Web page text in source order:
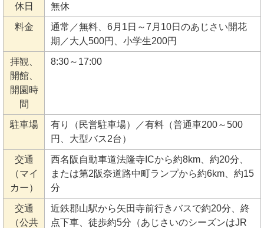
休日 無休
料金
通常／無料、6月1日～7月10日のあじさい開花
期／大人500円、小学生200円
拝観、
開館、
開園時
間
8:30～17:00
駐車場
有り（民営駐車場）／有料（普通車200～500
円、大型バス2台）
交通
（マイ
カー）
西名阪自動車道法隆寺ICから約8km、約20分、
または第2阪奈道路中町ランプから約6km、約15
分
交通
（公共
近鉄郡山駅から矢田寺前行きバスで約20分、終
点下車、徒歩約5分（あじさいのシーズンはJR